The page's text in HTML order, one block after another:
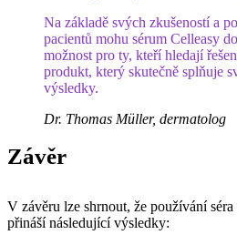
Na základě svých zkušeností a
pacientů mohu sérum Celleasy
možnost pro ty, kteří hledají
produkt, který skutečně splňuje
výsledky.
Dr. Thomas Müller, dermatolog
Závěr
V závěru lze shrnout, že používání
přináší následující výsledky: